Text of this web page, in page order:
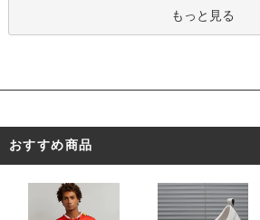
もっと見る
おすすめ商品